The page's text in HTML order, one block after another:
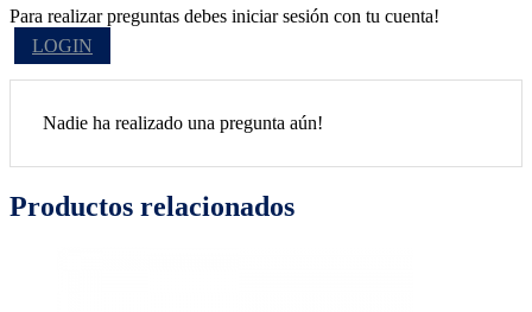
Para realizar preguntas debes iniciar sesión con tu cuenta!
LOGIN
Nadie ha realizado una pregunta aún!
Productos relacionados